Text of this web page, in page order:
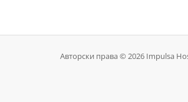
Авторски права © 2026 Impulsa